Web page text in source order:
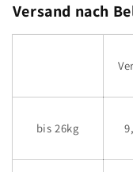
Versand nach
bis 26kg